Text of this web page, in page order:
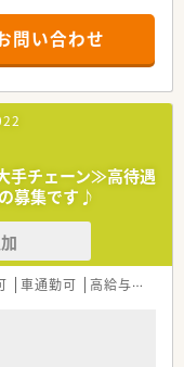
を重視して働きたい方
充実の病院です。
定時でのご帰宅が叶い
問い合わせ
手チェーン≫高待遇
募集です♪
車通勤可 高給与(600万円以上)